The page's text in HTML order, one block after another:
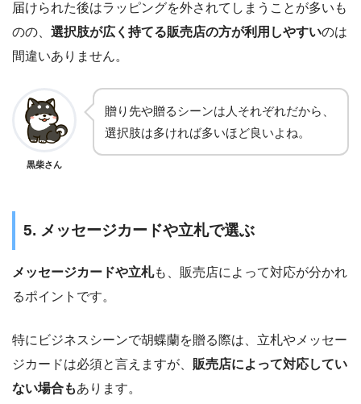
届けられた後はラッピングを外されてしまうことが多いも
のの、 選択肢が広く持てる販売店の方が利用しやすいのは
間違いありません。
黒柴さん
贈り先や贈るシーンは人それぞれだから、
選択肢は多ければ多いほど良いよね。
5. メッセージカードや立札で選ぶ
メッセージカードや立札も、販売店によって対応が分かれ
るポイントです。
特にビジネスシーンで胡蝶蘭を贈る際は、立札やメッセー
ジカードは必須と言えますが、 販売店によって対応してい
ない場合もあります。